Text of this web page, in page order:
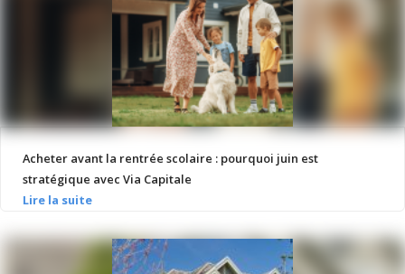
Acheter avant la rentrée scolaire : pourquoi juin est
stratégique avec Via Capitale